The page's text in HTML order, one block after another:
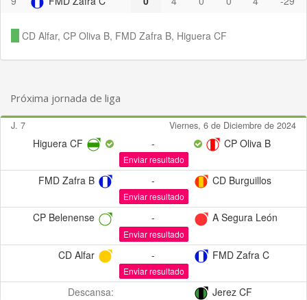
CD Alfar, CP Oliva B, FMD Zafra B, Higuera CF
Próxima jornada de liga
J. 7 Viernes, 6 de Diciembre de 2024
Higuera CF - CP Oliva B
Enviar resultado
FMD Zafra B - CD Burguillos
Enviar resultado
CP Belenense - A Segura León
Enviar resultado
CD Alfar - FMD Zafra C
Enviar resultado
Descansa: Jerez CF